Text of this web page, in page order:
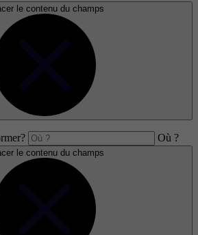
le contenu du champs
Où ?
le contenu du champs